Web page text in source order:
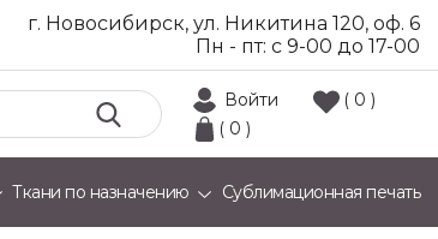
г. Новосибирск, ул. Никитина 120, оф. 6
Пн - пт: с 9-00 до 17-00
Войти
( 0 )
( 0 )
Ткани по назначению Сублимационная печать